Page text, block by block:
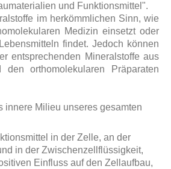
und Funktionsmittel".
im herkömmlichen Sinn, wie
Medizin einsetzt oder
findet. Jedoch können
entsprechenden Mineralstoffe aus
orthomolekularen Präparaten
innere Milieu unseres gesamten
in der Zelle, an der
in der Zwischenzellflüssigkeit,
Einfluss auf den Zellaufbau,